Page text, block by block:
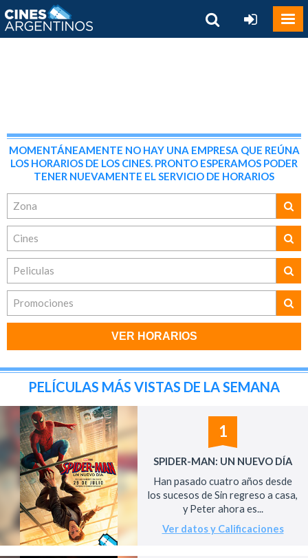
MOMENTÁNEAMENTE NO HAY UNA EMPRESA QUE REÚNA
LOS HORARIOS DE LOS CINES. PRONTO ESPERAMOS PODER
TENER NUEVAMENTE EL SERVICIO DE HORARIOS
Zona
Cines
Peliculas
Promociones
VER HORARIOS
PELÍCULAS MÁS VISTAS DE LA SEMANA
1
SPIDER-MAN: UN NUEVO DÍA
Han pasado cuatro años desde
los sucesos de Sin regreso a casa,
y Peter ahora es...
Ver datos y Calificaciones